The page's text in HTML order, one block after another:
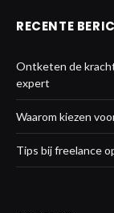
RECENTE
Ontketen de
expert
Waarom kiezen
Tips bij freelance